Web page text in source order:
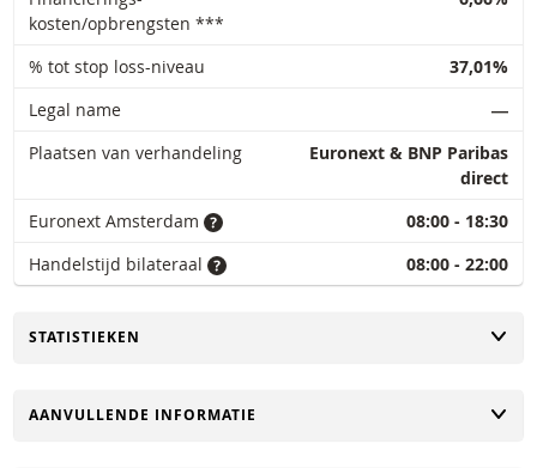
kosten/opbrengsten ***
% tot stop loss-niveau
37,01%
Legal name
―
Plaatsen van verhandeling
Euronext & BNP Paribas
direct
Euronext Amsterdam
08:00 - 18:30
Handelstijd bilateraal
08:00 - 22:00
TOGGLE
STATISTIEKEN
TOGGLE
AANVULLENDE INFORMATIE